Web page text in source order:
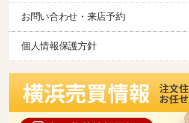
お問い合わせ・来店予約
個人情報保護方針